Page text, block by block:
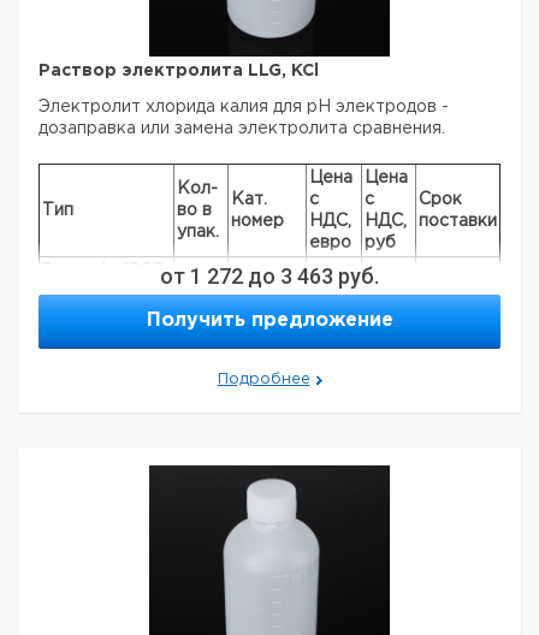
Раствор электролита LLG, KCl
Электролит хлорида калия для рН электродов -
дозаправка или замена электролита сравнения.
Тип
Кол-
во в
упак.
Кат.
номер
Цена
с
НДС,
евро
Цена
с
НДС,
руб
Срок
поставки
3 моль/л, 1000
мл
1 9041370
3 моль/л, 250
1 9041371
250 мл
9041372
заказ в нашей компании составляет 300 евро с ндс.
от 1 272 до 3 463 руб.
Получить предложение
Подробнее